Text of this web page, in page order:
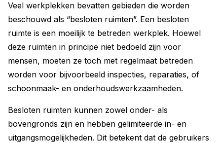
Veel werkplekken bevatten gebieden die worden
beschouwd als “besloten ruimten”. Een besloten
ruimte is een moeilijk te betreden werkplek. Hoewel
deze ruimten in principe niet bedoeld zijn voor
mensen, moeten ze toch met regelmaat betreden
worden voor bijvoorbeeld inspecties, reparaties, of
schoonmaak- en onderhoudswerkzaamheden.
Besloten ruimten kunnen zowel onder- als
bovengronds zijn en hebben gelimiteerde in- en
uitgangsmogelijkheden. Dit betekent dat de gebruikers